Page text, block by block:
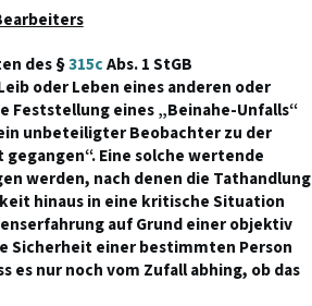
des §315cAbs. 1 StGB
oder Leben eines anderen oder
Feststellung eines „Beinahe-Unfalls“
unbeteiligter Beobachter zu der
Eine solche wertende
werden, nach denen die Tathandlung
hinaus in eine kritische Situation
auf Grund einer objektiv
Sicherheit einer bestimmten Person
nur noch vom Zufall abhing, ob das